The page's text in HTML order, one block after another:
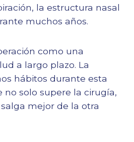
la estructura nasal
muchos años.
como una
a largo plazo. La
hábitos durante esta
no solo supere la cirugía,
mejor de la otra